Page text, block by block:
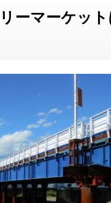
ーマーケット